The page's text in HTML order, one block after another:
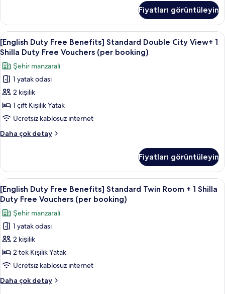
fazla
Ticket
for
2
(per
night)
için
tüm
fotoğrafları
görün
Deluxe
Twin
Room
+
Tour
Bus
Ticket
for
2
night)
hakkında
daha
Fiyatları görüntüleyin
[English
Duty
Free
Benefits]
Standard
Double
City
View+
1
Shilla
Free
Vouchers
(per
booking)
için
tüm
fotoğrafları
görün
Kaliteli yatak takımı, kuştüyü yorgan,
6
[English Duty Free Benefits] Standard Double City View+ 1
Shilla Duty Free Vouchers (per booking)
Şehir manzaralı
1 yatak odası
2 kişilik
1 çift Kişilik Yatak
Ücretsiz kablosuz internet
Daha çok detay
[English
Standard
Double
City
View+
Shilla
Duty
Free
Vouchers
(per
hakkında
daha
fazla
Fiyatları görüntüleyin
[English
Duty
Free
Benefits]
Standard
Twin
Room
+
1
Shilla
Kaliteli yatak takımı, kuştüyü yorgan,
6
[English Duty Free Benefits] Standard Twin Room + 1 Shilla
Duty Free Vouchers (per booking)
Şehir manzaralı
1 yatak odası
2 kişilik
2 tek Kişilik Yatak
Ücretsiz kablosuz internet
Daha çok detay
[English